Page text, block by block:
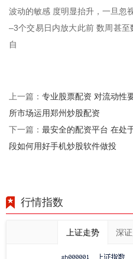
波动的敏感 度明显抬升，一旦忽
–3个交易日内放大此前 数周甚
自
上一篇： 专业股票配资 对流动性
所市场运用郑州炒股配资
下一篇： 最安全的配资平台 在处
段如何用好手机炒股软件做投
行情指数
上证走势 深